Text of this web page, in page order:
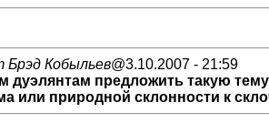
Кобыльев@3.10.2007 - 21:59
дуэлянтам предложить такую
или природной склонности к